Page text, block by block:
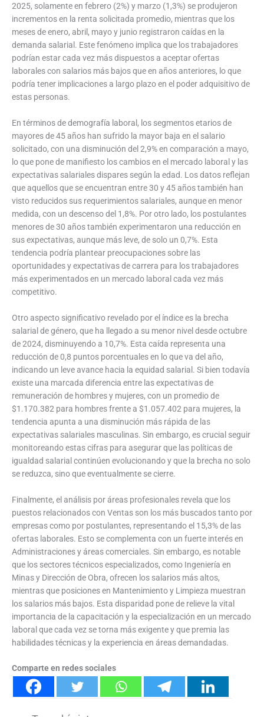
2025, solamente en febrero (2%) y marzo (1,3%) se produjeron
incrementos en la renta solicitada promedio, mientras que los
meses de enero, abril, mayo y junio registraron caídas en la
demanda salarial. Este fenómeno implica que los trabajadores
podrían estar cada vez más dispuestos a aceptar ofertas
laborales con salarios más bajos que en años anteriores, lo que
podría tener implicaciones a largo plazo en el poder adquisitivo de
estas personas.
En términos de demografía laboral, los segmentos etarios de
mayores de 45 años han sufrido la mayor baja en el salario
solicitado, con una disminución del 2,9% en comparación a mayo,
lo que pone de manifiesto los cambios en el mercado laboral y las
expectativas salariales dispares según la edad. Los datos reflejan
que aquellos que se encuentran entre 30 y 45 años también han
visto reducidos sus requerimientos salariales, aunque en menor
medida, con un descenso del 1,8%. Por otro lado, los postulantes
menores de 30 años también experimentaron una reducción en
sus expectativas, aunque más leve, de solo un 0,7%. Esta
tendencia podría plantear preocupaciones sobre las
oportunidades y expectativas de carrera para los trabajadores
más experimentados en un mercado laboral cada vez más
competitivo.
Otro aspecto significativo revelado por el índice es la brecha
salarial de género, que ha llegado a su menor nivel desde octubre
de 2024, disminuyendo a 10,7%. Esta caída representa una
reducción de 0,8 puntos porcentuales en lo que va del año,
indicando un leve avance hacia la equidad salarial. Si bien todavía
existe una marcada diferencia entre las expectativas de
remuneración de hombres y mujeres, con un promedio de
$1.170.382 para hombres frente a $1.057.402 para mujeres, la
tendencia apunta a una disminución más rápida de las
expectativas salariales masculinas. Sin embargo, es crucial seguir
monitoreando estas cifras para asegurar que las políticas de
igualdad salarial continúen evolucionando y que la brecha no solo
se reduzca, sino que eventualmente se cierre.
Finalmente, el análisis por áreas profesionales revela que los
puestos relacionados con Ventas son los más buscados tanto por
empresas como por postulantes, representando el 15,3% de las
ofertas laborales. Esto se complementa con un fuerte interés en
Administraciones y áreas comerciales. Sin embargo, es notable
que los sectores técnicos especializados, como Ingeniería en
Minas y Dirección de Obra, ofrecen los salarios más altos,
mientras que posiciones en Mantenimiento y Limpieza muestran
los salarios más bajos. Esta disparidad pone de relieve la vital
importancia de la capacitación y la especialización en un mercado
laboral que cada vez se torna más exigente y que premia las
habilidades técnicas y la experiencia en áreas demandadas.
Comparte en redes sociales